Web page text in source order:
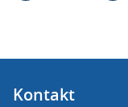
Kontakt